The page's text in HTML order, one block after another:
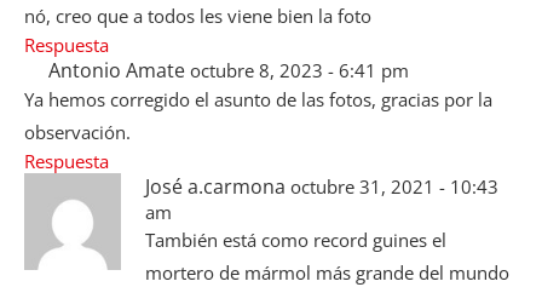
nó, creo que a todos les viene bien la foto
Respuesta
Antonio Amate octubre 8, 2023 - 6:41 pm
Ya hemos corregido el asunto de las fotos, gracias por la
observación.
Respuesta
José a.carmona octubre 31, 2021 - 10:43
am
También está como record guines el
mortero de mármol más grande del mundo